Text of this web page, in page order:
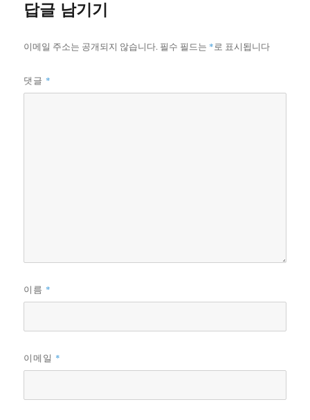
답글 남기기
이메일 주소는 공개되지 않습니다. 필수 필드는 *로 표시됩니다
댓글 *
이름 *
이메일 *